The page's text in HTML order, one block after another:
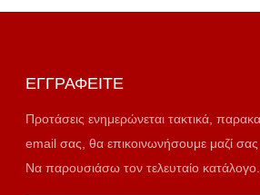
ΕΓΓΡΑΦΕΊΤΕ
Προτάσεις ενημερώνεται τακτικά,
email σας, θα επικοινωνήσουμε μαζί
Να παρουσιάσω τον τελευταίο κατάλογο.